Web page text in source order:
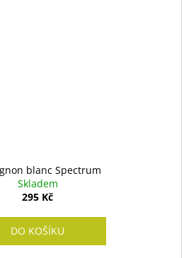
blanc Spectrum
Skladem
295 Kč
DO KOŠÍKU